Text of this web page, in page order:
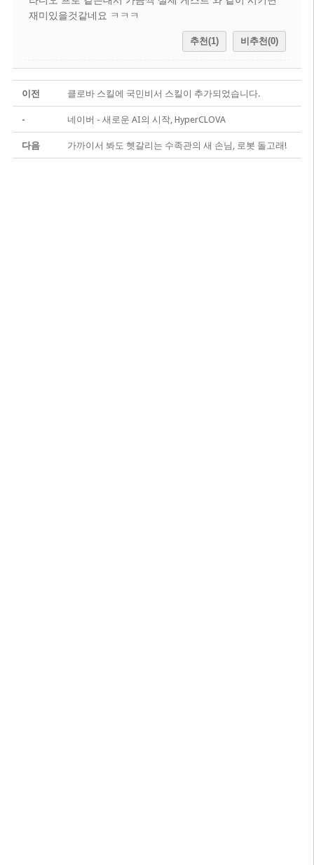
재미있을것같네요 ㅋㅋㅋ
추천(1) 비추천(0)
이전 클로바 스킬에 국민비서 스킬이 추가되었습니다.
- 네이버 - 새로운 AI의 시작, HyperCLOVA
다음 가까이서 봐도 헷갈리는 수족관의 새 손님, 로봇 돌고래!